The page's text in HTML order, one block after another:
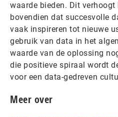
waarde bieden. Dit verhoogt
bovendien dat succesvolle
vaak inspireren tot nieuwe
gebruik van data in het
waarde van de oplossing
die positieve spiraal wordt
voor een data-gedreven
Meer over